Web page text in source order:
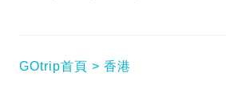
GOtrip首頁 香港